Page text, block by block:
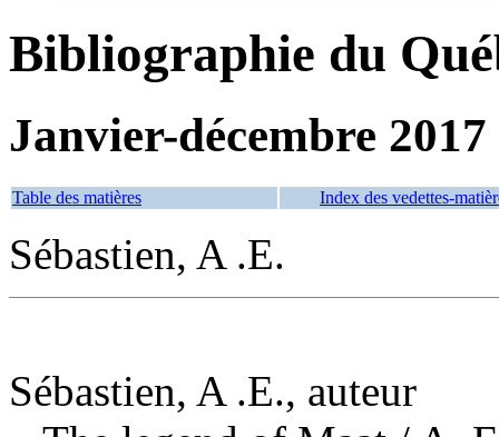
Bibliographie du
Janvier-décembre 2017
Table des matières Index des vedettes-
Sébastien, A .E.
Sébastien, A .E., auteur